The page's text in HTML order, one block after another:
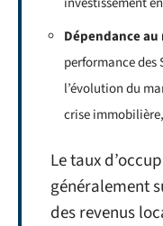
Dépendance
performance des
l’évolution du
crise
Le taux
généralement
des revenus